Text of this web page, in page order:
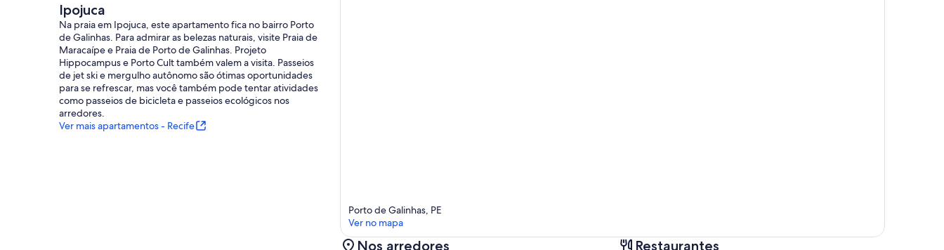
Ipojuca
Na praia em Ipojuca, este apartamento fica no bairro Porto
de Galinhas. Para admirar as belezas naturais, visite Praia de
Maracaípe e Praia de Porto de Galinhas. Projeto
Hippocampus e Porto Cult também valem a visita. Passeios
de jet ski e mergulho autônomo são ótimas oportunidades
para se refrescar, mas você também pode tentar atividades
como passeios de bicicleta e passeios ecológicos nos
arredores.
Ver mais apartamentos - Recife
Porto de Galinhas, PE
Ver no mapa
Nos arredores Restaurantes